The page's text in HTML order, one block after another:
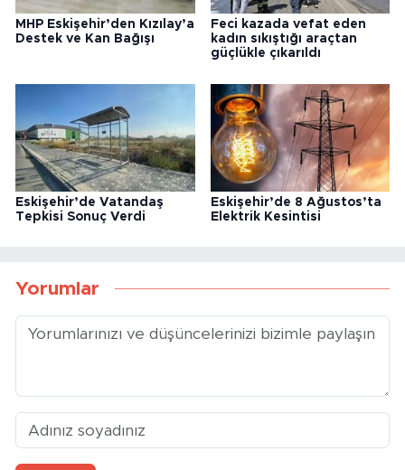
MHP Eskişehir’den Kızılay’a
Destek ve Kan Bağışı
Feci kazada vefat eden
kadın sıkıştığı araçtan
güçlükle çıkarıldı
Eskişehir’de Vatandaş
Tepkisi Sonuç Verdi
Eskişehir’de 8 Ağustos’ta
Elektrik Kesintisi
Yorumlar